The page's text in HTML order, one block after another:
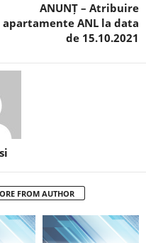
ANUNȚ – Atribuire
apartamente ANL la data
de 15.10.2021
FROM AUTHOR